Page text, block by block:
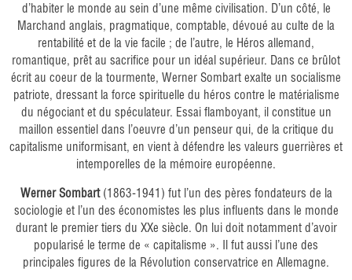
d’habiter le monde au sein d’une même civilisation. D’un côté, le
Marchand anglais, pragmatique, comptable, dévoué au culte de la
rentabilité et de la vie facile ; de l’autre, le Héros allemand,
romantique, prêt au sacrifice pour un idéal supérieur. Dans ce brûlot
écrit au coeur de la tourmente, Werner Sombart exalte un socialisme
patriote, dressant la force spirituelle du héros contre le matérialisme
du négociant et du spéculateur. Essai flamboyant, il constitue un
maillon essentiel dans l’oeuvre d’un penseur qui, de la critique du
capitalisme uniformisant, en vient à défendre les valeurs guerrières et
intemporelles de la mémoire européenne.
Werner Sombart(1863-1941) fut l’un des pères fondateurs de la
sociologie et l’un des économistes les plus influents dans le monde
durant le premier tiers du XXe siècle. On lui doit notamment d’avoir
popularisé le terme de « capitalisme ». Il fut aussi l’une des
principales figures de la Révolution conservatrice en Allemagne.